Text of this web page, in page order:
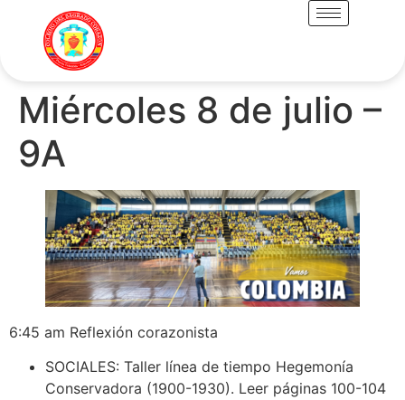
Miércoles 8 de julio –
9A
6:45 am Reflexión corazonista
SOCIALES: Taller línea de tiempo Hegemonía
Conservadora (1900-1930). Leer páginas 100-104